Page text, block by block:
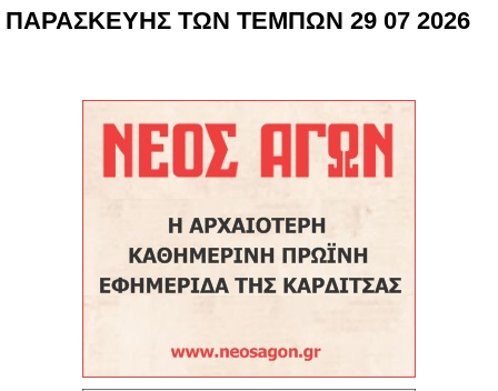
ΠΑΡΑΣΚΕΥΗΣ ΤΩΝ ΤΕΜΠΩΝ 29 07 2026